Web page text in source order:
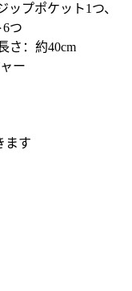
プポケット1つ、
つ
さ：約40cm
ー
ます